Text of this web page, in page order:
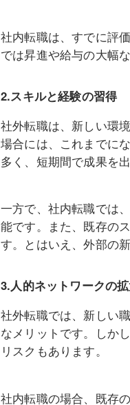
社内転職は、すでに評
では昇進や給与の大幅
2.スキルと経験の習得
社外転職は、新しい環
場合には、これまでに
多く、短期間で成果を
一方で、社内転職では
能です。また、既存の
す。とはいえ、外部の
3.人的ネットワークの
社外転職では、新しい
なメリットです。しか
リスクもあります。
社内転職の場合、既存